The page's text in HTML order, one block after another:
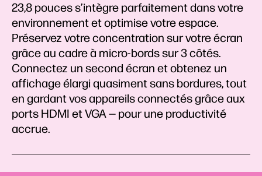
23,8 pouces s’intègre parfaitement dans votre
environnement et optimise votre espace.
Préservez votre concentration sur votre écran
grâce au cadre à micro-bords sur 3 côtés.
Connectez un second écran et obtenez un
affichage élargi quasiment sans bordures, tout
en gardant vos appareils connectés grâce aux
ports HDMI et VGA — pour une productivité
accrue.